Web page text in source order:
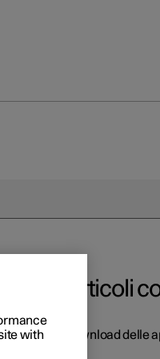
Articoli
Download delle
with